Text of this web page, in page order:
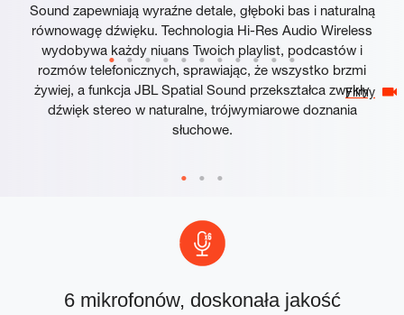
Filmy
Sound zapewniają wyraźne detale, głęboki bas i naturalną
równowagę dźwięku. Technologia Hi-Res Audio Wireless
wydobywa każdy niuans Twoich playlist, podcastów i
rozmów telefonicznych, sprawiając, że wszystko brzmi
żywiej, a funkcja JBL Spatial Sound przekształca zwykły
dźwięk stereo w naturalne, trójwymiarowe doznania
słuchowe.
6 mikrofonów, doskonała jakość